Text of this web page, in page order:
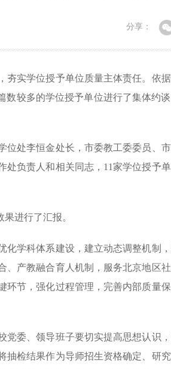
分享：
实学位授予单位质量主体责任。依
数较多的学位授予单位进行了集体约
处李恒金处长，市委教工委委员、
负责人和相关同志，11家学位授予
进行了汇报。
学科体系建设，建立动态调整机制
、产教融合育人机制，服务北京地区
环节，强化过程管理，完善内部质量
委、领导班子要切实提高思想认识
抽检结果作为导师招生资格确定、研